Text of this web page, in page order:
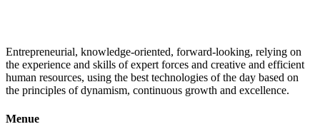
Entrepreneurial, knowledge-oriented, forward-looking, relying on
the experience and skills of expert forces and creative and efficient
human resources, using the best technologies of the day based on
the principles of dynamism, continuous growth and excellence.
Menue